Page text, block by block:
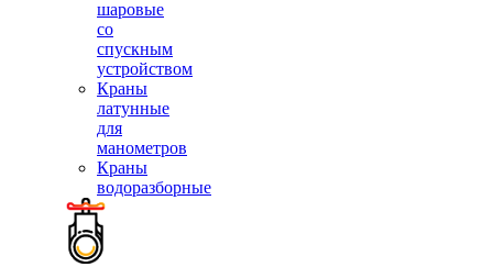
шаровые
со
спускным
устройством
Краны
латунные
для
манометров
Краны
водоразборные